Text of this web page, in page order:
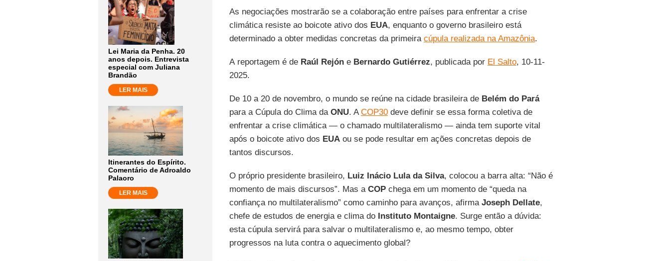
Lei Maria da Penha. 20
anos depois. Entrevista
especial com Juliana
Brandão
LER MAIS
Itinerantes do Espírito.
Comentário de Adroaldo
Palaoro
LER MAIS
As negociações mostrarão se a colaboração entre países para enfrentar a crise
climática resiste ao boicote ativo dos EUA, enquanto o governo brasileiro está
determinado a obter medidas concretas da primeira cúpula realizada na Amazônia.
A reportagem é de Raúl Rejóne Bernardo Gutiérrez, publicada por El Salto, 10-11-
2025.
De 10 a 20 de novembro, o mundo se reúne na cidade brasileira de Belém do Pará
para a Cúpula do Clima da ONU. ACOP30deve definir se essa forma coletiva de
enfrentar a crise climática — o chamado multilateralismo — ainda tem suporte vital
após o boicote ativo dos EUAou se pode resultar em ações concretas depois de
tantos discursos.
O próprio presidente brasileiro, Luiz Inácio Lula da Silva, colocou a barra alta: “Não é
momento de mais discursos”. Mas a COPchega em um momento de “queda na
confiança no multilateralismo” como caminho para avanços, afirma Joseph Dellate,
chefe de estudos de energia e clima do Instituto Montaigne. Surge então a dúvida:
esta cúpula servirá para salvar o multilateralismo e, ao mesmo tempo, obter
progressos na luta contra o aquecimento global?